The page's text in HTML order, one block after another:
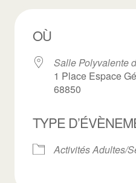
OÙ
Salle Polyvalente
1 Place Espace
68850
TYPE
Activités Adultes/